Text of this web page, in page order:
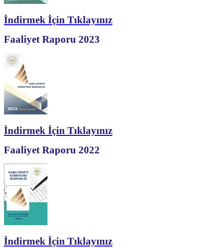
İndirmek İçin Tıklayınız
Faaliyet Raporu 2023
İndirmek İçin Tıklayınız
Faaliyet Raporu 2022
İndirmek İçin Tıklayınız